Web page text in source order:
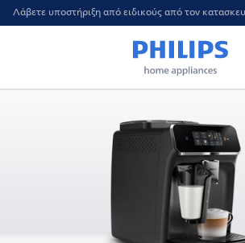
Λάβετε υποστήριξη από ειδικούς από τον